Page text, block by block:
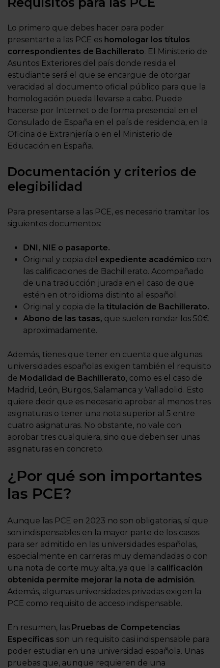
Lo primero que debes hacer para poder
presentarte a las PCE es homologar los títulos
correspondientes de Bachillerato. El Ministerio de
Asuntos Exteriores del país donde resida el
estudiante será el que se encargue de otorgar
veracidad al documento oficial público para que la
homologación pueda llevarse a cabo. Puede
hacerse por Internet o de forma presencial en el
Consulado de España en el país de residencia, en la
Oficina de Extranjería o en el Ministerio de
Educación en España.
Documentación y criterios de
elegibilidad
Para presentarse a las PCE, es necesario tramitar los
siguientes documentos:
DNI, NIE o pasaporte.
Original y copia del expediente académico con
las calificaciones de Bachillerato. Acompañado
de una traducción jurada en el caso de que
estén en otro idioma distinto al español.
Original y copia de la titulación de Bachillerato.
Abono de las tasas, que suelen rondar los 50€
aproximadamente.
Además, tienes que tener en cuenta que algunas
universidades españolas exigen también el requisito
de Modalidad de Bachillerato, como es el caso de
Madrid, León, Burgos, Salamanca y Valladolid. Esto
quiere decir que es necesario aprobar al menos tres
asignaturas o tener una nota superior al 5 entre
cuatro asignaturas. No obstante, no vale con
aprobar tres cualquiera, sino que deben ser unas
asignaturas en concreto.
¿Por qué son importantes
las PCE?
Aunque las PCE en 2023 no son obligatorias, sí que
son indispensables en la mayor parte de los casos
para ser admitido en las universidades españolas,
especialmente en carreras muy demandadas o con
una nota de corte muy alta, ya que la calificación
obtenida permite mejorar la nota de admisión.
Además, algunas universidades privadas exigen la
PCE como requisito de acceso indispensable.
En resumen, las Pruebas de Competencias
Específicas son un requisito casi indispensable para
poder estudiar en una universidad española. Unas
pruebas que, aunque requieren de una